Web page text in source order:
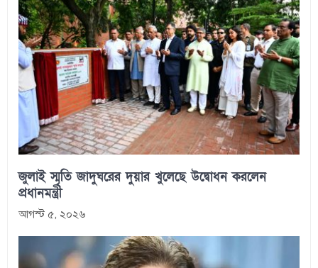
জুলাই স্মৃতি জাদুঘরের দুয়ার খুলেছে উদ্বোধন করলেন
প্রধানমন্ত্রী
আগস্ট ৫, ২০২৬